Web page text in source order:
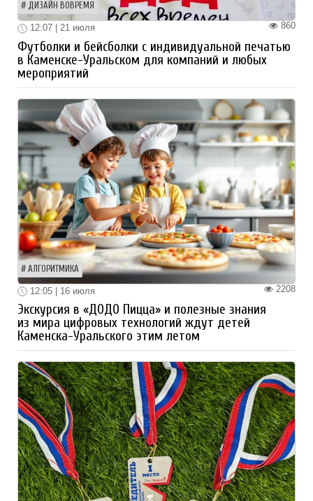
ДИЗАЙН ВОВРЕМЯ
860
12:07 | 21 июля
Футболки и бейсболки с индивидуальной печатью
в Каменске-Уральском для компаний и любых
мероприятий
АЛГОРИТМИКА
2208
12:05 | 16 июля
Экскурсия в «ДОДО Пицца» и полезные знания
из мира цифровых технологий ждут детей
Каменска-Уральского этим летом